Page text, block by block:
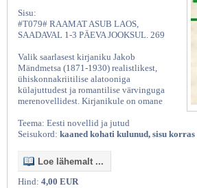
Sisu:
#T079# RAAMAT ASUB LAOS,
SAADAVAL 1-3 PÄEVA JOOKSUL. 269
Valik saarlasest kirjaniku Jakob
Mändmetsa (1871-1930) realistlikest,
ühiskonnakriitilise alatooniga
külajuttudest ja romantilise värvinguga
merenovellidest. Kirjanikule on omane
Teema: Eesti novellid ja jutud
Seisukord: kaaned kohati kulunud, sisu korras
Loe lähemalt ...
Hind: 4,00 EUR